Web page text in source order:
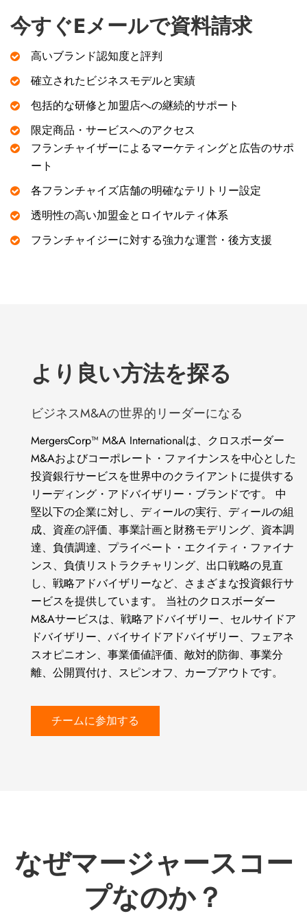
今すぐEメールで資料請求
高いブランド認知度と評判
確立されたビジネスモデルと実績
包括的な研修と加盟店への継続的サポート
限定商品・サービスへのアクセス
フランチャイザーによるマーケティングと広告のサポ
ート
各フランチャイズ店舗の明確なテリトリー設定
透明性の高い加盟金とロイヤルティ体系
フランチャイジーに対する強力な運営・後方支援
より良い方法を探る
ビジネスM&Aの世界的リーダーになる
MergersCorp™ M&A Internationalは、クロスボーダー
M&Aおよびコーポレート・ファイナンスを中心とした
投資銀行サービスを世界中のクライアントに提供する
リーディング・アドバイザリー・ブランドです。 中
堅以下の企業に対し、ディールの実行、ディールの組
成、資産の評価、事業計画と財務モデリング、資本調
達、負債調達、プライベート・エクイティ・ファイナ
ンス、負債リストラクチャリング、出口戦略の見直
し、戦略アドバイザリーなど、さまざまな投資銀行サ
ービスを提供しています。 当社のクロスボーダー
M&Aサービスは、戦略アドバイザリー、セルサイドア
ドバイザリー、バイサイドアドバイザリー、フェアネ
スオピニオン、事業価値評価、敵対的防御、事業分
離、公開買付け、スピンオフ、カーブアウトです。
チームに参加する
なぜマージャースコー
プなのか？